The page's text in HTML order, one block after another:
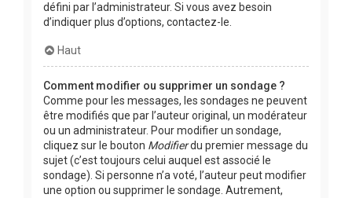
défini par l’administrateur. Si vous avez besoin
d’indiquer plus d’options, contactez-le.
Haut
Comment modifier ou supprimer un sondage ?
Comme pour les messages, les sondages ne peuvent
être modifiés que par l’auteur original, un modérateur
ou un administrateur. Pour modifier un sondage,
cliquez sur le bouton Modifierdu premier message du
sujet (c’est toujours celui auquel est associé le
sondage). Si personne n’a voté, l’auteur peut modifier
une option ou supprimer le sondage. Autrement,